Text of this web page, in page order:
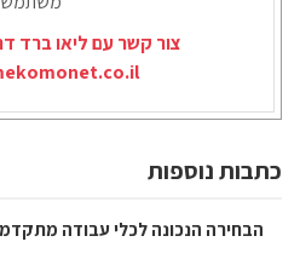
צור קשר עם ליאו ברד
כתבות נוספות
הבחירה הנכונה לכלי עבודה